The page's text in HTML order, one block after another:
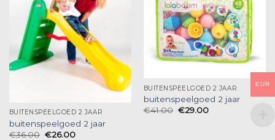
BUITENSPEELGOED 2 JAAR
buitenspeelgoed 2 jaar
€36.00 €26.00
BUITENSPEELGOED 2 JAAR
buitenspeelgoed 2 jaar
€41.00 €29.00
EUR